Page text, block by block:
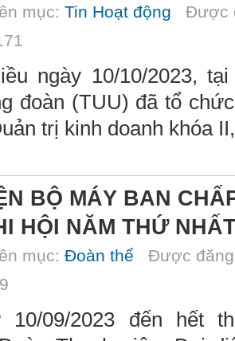
mục: Tin Hoạt động Được
ngày 10/10/2023,
đoàn (TUU) đã tổ
trị kinh doanh khóa
BỘ MÁY BAN
HỘI NĂM THỨ
mục: Đoàn thể Được
10/09/2023 đến hết